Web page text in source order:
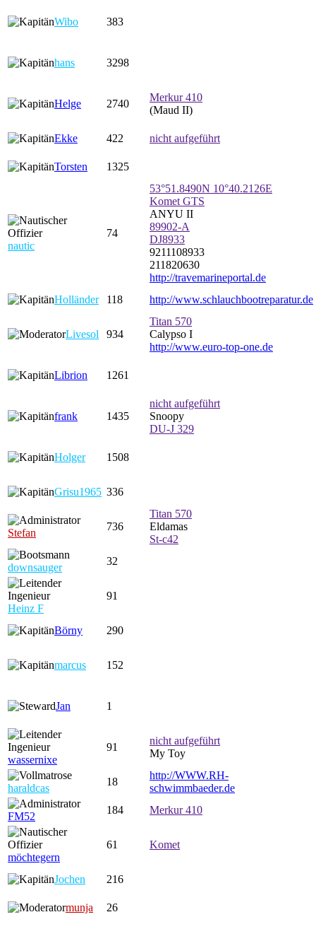
Wibo 383
hans 3298
Helge 2740
Merkur 410
(Maud II)
Ekke 422 nicht aufgeführt
Torsten 1325
nautic
74
53°51.8490N 10°40.2126E
Komet GTS
ANYU II
89902-A
DJ8933
9211108933
211820630
http://travemarineportal.de
Holländer
118 http://www.schlauchbootreparatur.de
Livesol 934
Titan 570
Calypso I
http://www.euro-top-one.de
Librion 1261
frank 1435
nicht aufgeführt
Snoopy
DU-J 329
Holger 1508
Grisu1965 336
Stefan
736
Titan 570
Eldamas
St-c42
downsauger
32
Heinz F
91
Börny 290
marcus 152
Jan 1
wassernixe
91
nicht aufgeführt
My Toy
haraldcas
18
http://WWW.RH-
schwimmbaeder.de
FM52
184 Merkur 410
möchtegern
61 Komet
Jochen 216
munja 26